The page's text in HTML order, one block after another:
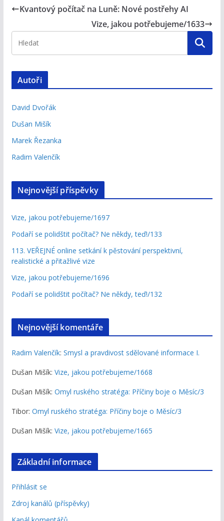
Kvantový počítač na Luně: Nové postřehy AI
Vize, jakou potřebujeme/1633
Autoři
David Dvořák
Dušan Mišík
Marek Řezanka
Radim Valenčík
Nejnovější příspěvky
Vize, jakou potřebujeme/1697
Podaří se polidštit počítač? Ne někdy, teď!/133
113. VEŘEJNÉ online setkání k pěstování perspektivní,
realistické a přitažlivé vize
Vize, jakou potřebujeme/1696
Podaří se polidštit počítač? Ne někdy, teď!/132
Nejnovější komentáře
Radim Valenčík: Smysl a pravdivost sdělované informace I.
Dušan Mišík: Vize, jakou potřebujeme/1668
Dušan Mišík: Omyl ruského stratéga: Příčiny boje o Měsíc/3
Tibor: Omyl ruského stratéga: Příčiny boje o Měsíc/3
Dušan Mišík: Vize, jakou potřebujeme/1665
Základní informace
Přihlásit se
Zdroj kanálů (příspěvky)